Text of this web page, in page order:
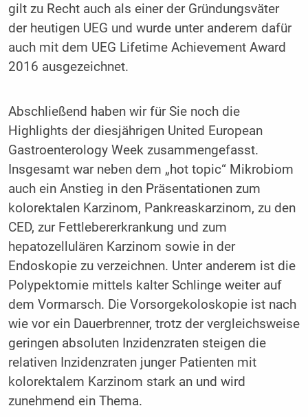
gilt zu Recht auch als einer der Gründungsväter
der heutigen UEG und wurde unter anderem dafür
auch mit dem UEG Lifetime Achievement Award
2016 ausgezeichnet.
Abschließend haben wir für Sie noch die
Highlights der diesjährigen United European
Gastroenterology Week zusammengefasst.
Insgesamt war neben dem „hot topic“ Mikrobiom
auch ein Anstieg in den Präsentationen zum
kolorektalen Karzinom, Pankreaskarzinom, zu den
CED, zur Fettlebererkrankung und zum
hepatozellulären Karzinom sowie in der
Endoskopie zu verzeichnen. Unter anderem ist die
Polypektomie mittels kalter Schlinge weiter auf
dem Vormarsch. Die Vorsorgekoloskopie ist nach
wie vor ein Dauerbrenner, trotz der vergleichsweise
geringen absoluten Inzidenzraten steigen die
relativen Inzidenzraten junger Patienten mit
kolorektalem Karzinom stark an und wird
zunehmend ein Thema.